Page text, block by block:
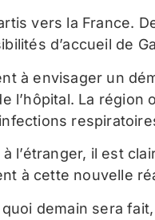
vers la France.
d’accueil de
à envisager un
l’hôpital. La région
l’étranger, il est
à cette nouvelle
demain sera